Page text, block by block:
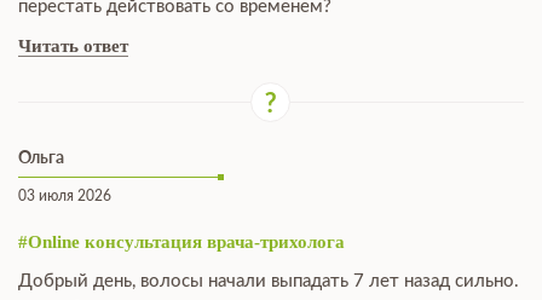
перестать действовать со временем?
Читать ответ
Ольга
03 июля 2026
#Online консультация врача-трихолога
Добрый день, волосы начали выпадать 7 лет назад сильно.